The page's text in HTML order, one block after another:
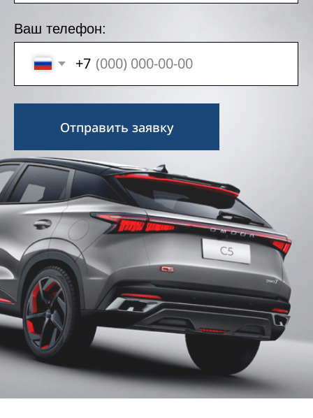
Обращаем ваше внимание на то, что вся представленная
автомобилей и сервисного обслуживания носит
является публичной офертой, определяемой положениями
Статьи 437 (2) Гражданского кодекса Российской
Указаны рекомендованные розничные цены в рублях.
Предложения на покупку автомобилей не суммируются.
Для получения подробной информации о стоимости
автомобилей, услуг, работ, пожалуйста, обращайтесь в
Отдел продаж.
ООО «Автополе Н», ИНН: 4703128724, ОГРН: 1124703002820
*Посетите флагманский дилерский центр ОМОДА
Автополе и получите сертификат на приобретение нового
автомобиля OMODA на 200 000 ₽, которым можете
воспользоваться вы или ваши друзья и родственники в
течение двух месяцев.
Ежемесячный платеж по кредиту 25 000 ₽ по акционной
программе кредитования «Chery Direct new» (Чери Директ
нью) для владельцев «Карта Халва» (далее – акционная
программа) по продукту «АвтоСтиль-Особый» для новых
автомобилей иностранных марок 2023 и 2024 года
выпуска. Расчет произведен исходя из следующих
параметров: цена автомобиля OMODA C5 2024 года
выпуска – 1 999 900,00 рублей, первоначальный взнос 818
355,00 рублей (40,91% от стоимости автомобиля); срок
кредита – 84 месяца; полная стоимость кредита на момент
заключения Договора – 18.232%, процентная ставка –
18.24% годовых, сумма кредита – 1 181 545,00 рублей.
Расчет платежа произведен на 18.10.2024 года (без
применения опции услуги – «Выбор даты платежа»),
является предварительным и может отличаться от
фактического при изменении параметров/даты
предоставления кредита. Общие параметры акционной
программы: полная стоимость кредита на момент